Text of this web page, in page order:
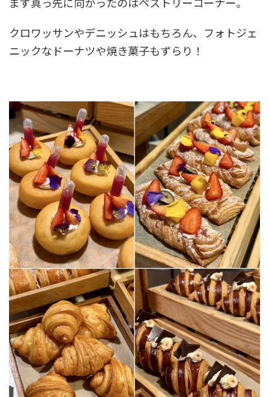
クロワッサンやデニッシュはもちろん、フォトジェ
ニックなドーナツや焼き菓子もずらり！